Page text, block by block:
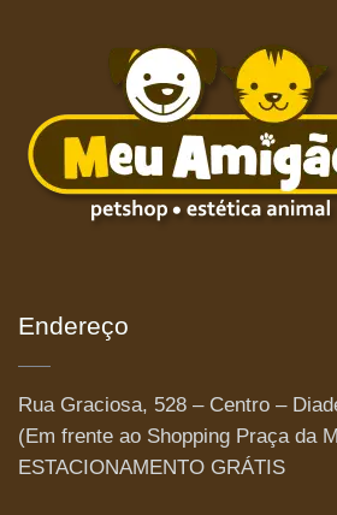
Endereço
Rua Graciosa, 528 – Centro –
(Em frente ao Shopping Praça da
ESTACIONAMENTO GRÁTIS